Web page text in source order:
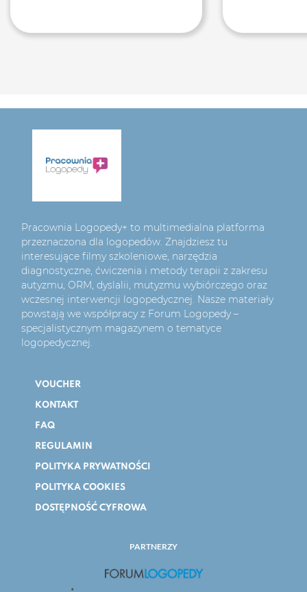
Pracownia Logopedy+ to multimedialna platforma
przeznaczona dla logopedów. Znajdziesz tu
interesujące filmy szkoleniowe, narzędzia
diagnostyczne, ćwiczenia i metody terapii z zakresu
autyzmu, ORM, dyslalii, mutyzmu wybiórczego oraz
wczesnej interwencji logopedycznej. Nasze materiały
powstają we współpracy z Forum Logopedy –
specjalistycznym magazynem o tematyce
logopedycznej.
VOUCHER
KONTAKT
FAQ
REGULAMIN
POLITYKA PRYWATNOŚCI
POLITYKA COOKIES
DOSTĘPNOŚĆ CYFROWA
PARTNERZY